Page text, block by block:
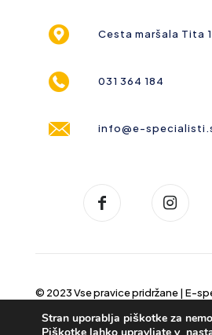
Cesta maršala Tita
031 364 184
info@e-
© 2023 Vse pravice pridržane | E-
Stran uporablja piškotke za